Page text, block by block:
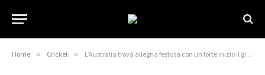
Home » Cricket » L’Australia trova allegria festosa con un forte inizio il giorno di Santo Stefano